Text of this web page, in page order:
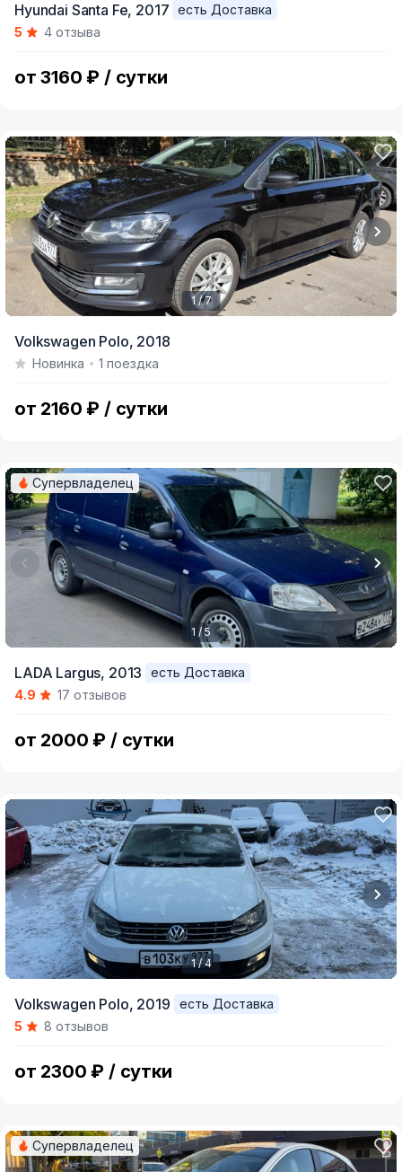
of
Hyundai Santa Fe, 2017
есть Доставка
5
4 отзыва
от 3160 ₽ / сутки
of
1 / 7
Volkswagen Polo, 2018
Новинка 1 поездка
от 2160 ₽ / сутки
of
Супервладелец
1 / 5
LADA Largus, 2013
есть Доставка
4.9
17 отзывов
от 2000 ₽ / сутки
of
1 / 4
Volkswagen Polo, 2019
есть Доставка
5
8 отзывов
от 2300 ₽ / сутки
Супервладелец